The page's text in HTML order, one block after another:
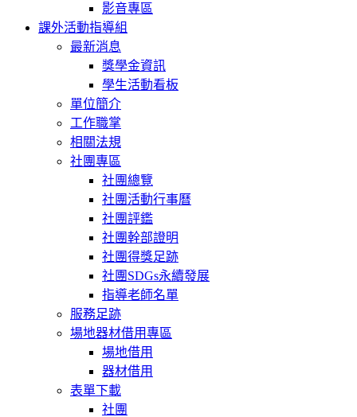
影音專區
課外活動指導組
最新消息
獎學金資訊
學生活動看板
單位簡介
工作職掌
相關法規
社團專區
社團總覽
社團活動行事曆
社團評鑑
社團幹部證明
社團得獎足跡
社團SDGs永續發展
指導老師名單
服務足跡
場地器材借用專區
場地借用
器材借用
表單下載
社團